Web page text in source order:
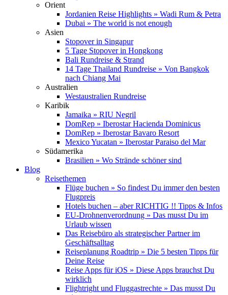
Orient
Jordanien Reise Highlights » Wadi Rum & Petra
Dubai » The world is not enough
Asien
Stopover in Singapur
5 Tage Stopover in Hongkong
Bali Rundreise & Strand
14 Tage Thailand Rundreise » Von Bangkok
nach Chiang Mai
Australien
Westaustralien Rundreise
Karibik
Jamaika » RIU Negril
DomRep » Iberostar Hacienda Dominicus
DomRep » Iberostar Bavaro Resort
Mexico Yucatan » Iberostar Paraiso del Mar
Südamerika
Brasilien » Wo Strände schöner sind
Blog
Reisethemen
Flüge buchen » So findest Du immer den besten
Flugpreis
Hotels buchen – aber RICHTIG !! Tipps & Infos
EU-Drohnenverordnung » Das musst Du im
Urlaub wissen
Das Reisebüro als strategischer Partner im
Geschäftsalltag
Reiseplanung Roadtrip » Die 5 besten Tipps für
Deine Reise
Reise Apps für iOS » Diese Apps brauchst Du
wirklich
Flightright und Fluggastrechte » Das musst Du